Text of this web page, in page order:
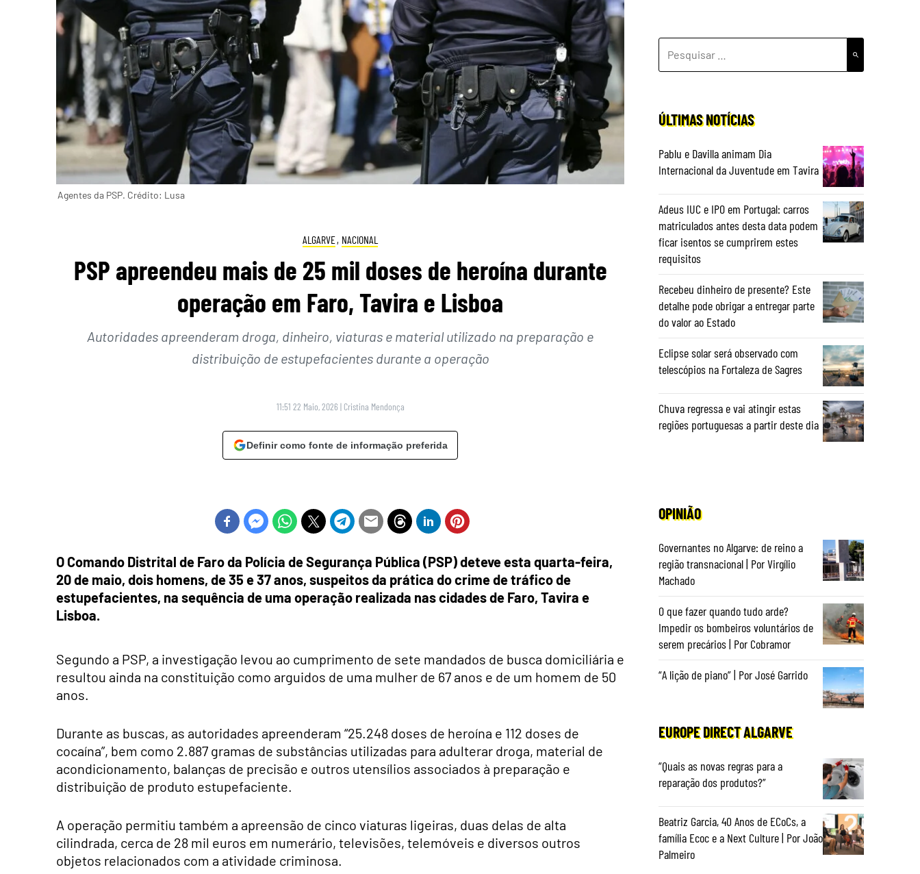
Agentes da PSP. Crédito: Lusa
ALGARVE, NACIONAL
PSP apreendeu mais de 25 mil doses de heroína durante
operação em Faro, Tavira e Lisboa
Autoridades apreenderam droga, dinheiro, viaturas e material utilizado na preparação e
distribuição de estupefacientes durante a operação
11:51 22 Maio, 2026 | Cristina Mendonça
Definir como fonte de informação preferida
O Comando Distrital de Faro da Polícia de Segurança Pública (PSP) deteve esta quarta-feira,
20 de maio, dois homens, de 35 e 37 anos, suspeitos da prática do crime de tráfico de
estupefacientes, na sequência de uma operação realizada nas cidades de Faro, Tavira e
Lisboa.
Segundo a PSP, a investigação levou ao cumprimento de sete mandados de busca domiciliária e
resultou ainda na constituição como arguidos de uma mulher de 67 anos e de um homem de 50
anos.
Durante as buscas, as autoridades apreenderam “25.248 doses de heroína e 112 doses de
cocaína”, bem como 2.887 gramas de substâncias utilizadas para adulterar droga, material de
acondicionamento, balanças de precisão e outros utensílios associados à preparação e
distribuição de produto estupefaciente.
A operação permitiu também a apreensão de cinco viaturas ligeiras, duas delas de alta
cilindrada, cerca de 28 mil euros em numerário, televisões, telemóveis e diversos outros
objetos relacionados com a atividade criminosa.
POR:
ÚLTIMAS NOTÍCIAS
Pablu e Davilla animam Dia
Internacional da Juventude em Tavira
Adeus IUC e IPO em Portugal: carros
matriculados antes desta data podem
ficar isentos se cumprirem estes
requisitos
Recebeu dinheiro de presente? Este
detalhe pode obrigar a entregar parte
do valor ao Estado
Eclipse solar será observado com
telescópios na Fortaleza de Sagres
Chuva regressa e vai atingir estas
regiões portuguesas a partir deste dia
OPINIÃO
Governantes no Algarve: de reino a
região transnacional | Por Virgílio
Machado
O que fazer quando tudo arde?
Impedir os bombeiros voluntários de
serem precários | Por Cobramor
“A lição de piano” | Por José Garrido
EUROPE DIRECT ALGARVE
“Quais as novas regras para a
reparação dos produtos?”
Beatriz Garcia, 40 Anos de ECoCs, a
família Ecoc e a Next Culture | Por João
Palmeiro